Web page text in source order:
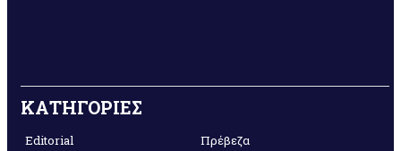
ΚΑΤΗΓΟΡΙΕΣ
Editorial
Πρέβεζα